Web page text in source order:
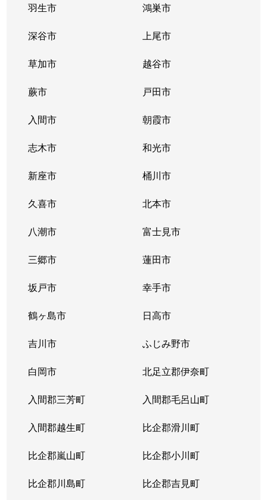
羽生市 鴻巣市
深谷市 上尾市
草加市 越谷市
蕨市 戸田市
入間市 朝霞市
志木市 和光市
新座市 桶川市
久喜市 北本市
八潮市 富士見市
三郷市 蓮田市
坂戸市 幸手市
鶴ヶ島市 日高市
吉川市 ふじみ野市
白岡市 北足立郡伊奈町
入間郡三芳町 入間郡毛呂山町
入間郡越生町 比企郡滑川町
比企郡嵐山町 比企郡小川町
比企郡川島町 比企郡吉見町